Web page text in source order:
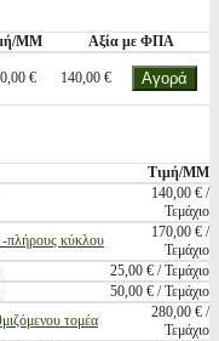
ΜΜ Αξία με ΦΠΑ
€ 140,00 €
Τιμή/ΜΜ
140,00 € /
Τεμάχιο
κύκλου
170,00 € /
Τεμάχιο
25,00 € / Τεμάχιο
50,00 € / Τεμάχιο
τομέα
280,00 € /
Τεμάχιο